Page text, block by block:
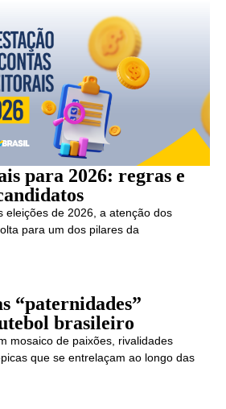
para 2026: regras e
eleições de 2026, a atenção dos
para um dos pilares da
“paternidades”
brasileiro
mosaico de paixões, rivalidades
que se entrelaçam ao longo das